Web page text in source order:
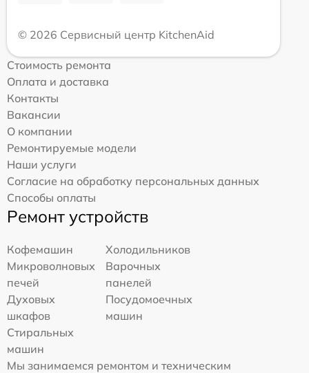
© 2026 Сервисный центр KitchenAid
Стоимость ремонта
Оплата и доставка
Контакты
Вакансии
О компании
Ремонтируемые модели
Наши услуги
Согласие на обработку персональных данных
Способы оплаты
Ремонт устройств
Кофемашин
Холодильников
Микроволновых
печей
Варочных
панелей
Духовых
шкафов
Посудомоечных
машин
Стиральных
машин
Мы занимаемся ремонтом и техническим